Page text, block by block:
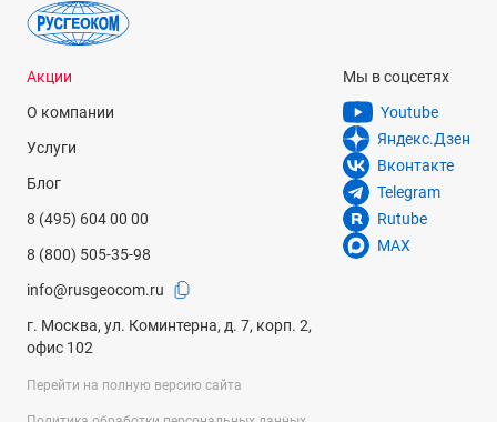
Акции
О компании
Услуги
Блог
8 (495) 604 00 00
8 (800) 505-35-98
info@rusgeocom.ru
г. Москва, ул. Коминтерна, д. 7, корп. 2,
офис 102
Мы в соцсетях
Youtube
Яндекс.Дзен
Вконтакте
Telegram
Rutube
MAX
Перейти на полную версию сайта